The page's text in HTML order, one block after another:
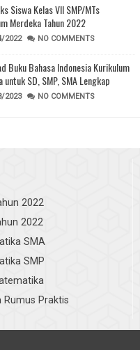
Siswa Kelas VII SMP/MTs
Merdeka Tahun 2022
2022 NO COMMENTS
Buku Bahasa Indonesia Kurikulum
untuk SD, SMP, SMA Lengkap
2023 NO COMMENTS
2022
2022
SMA
SMP
Rumus Praktis